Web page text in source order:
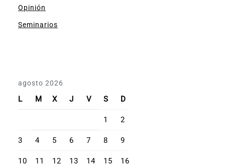
Opinión
Seminarios
agosto 2026
L M X J V S D
1 2
3 4 5 6 7 8 9
10 11 12 13 14 15 16